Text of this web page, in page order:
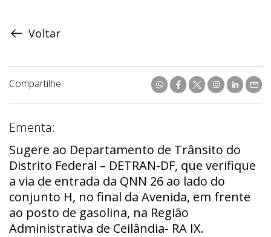
Voltar
Compartilhe:
Ementa:
Sugere ao Departamento de Trânsito do
Distrito Federal – DETRAN-DF, que verifique
a via de entrada da QNN 26 ao lado do
conjunto H, no final da Avenida, em frente
ao posto de gasolina, na Região
Administrativa de Ceilândia- RA IX.